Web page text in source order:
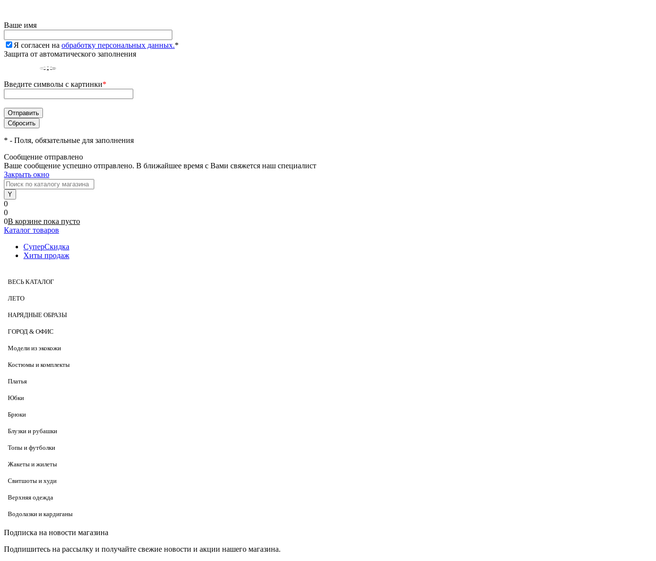
Ваше имя
Я согласен на обработку персональных данных.*
Защита от автоматического заполнения
Введите символы с картинки*
* - Поля, обязательные для заполнения
Сообщение отправлено
Ваше сообщение успешно отправлено. В ближайшее время с Вами свяжется наш специалист
Закрыть окно
0
0
0В корзине пока пусто
Каталог товаров
СуперСкидка
Хиты продаж
ВЕСЬ КАТАЛОГ
ЛЕТО
НАРЯДНЫЕ ОБРАЗЫ
ГОРОД & ОФИС
Модели из экокожи
Костюмы и комплекты
Платья
Юбки
Брюки
Блузки и рубашки
Топы и футболки
Жакеты и жилеты
Свитшоты и худи
Верхняя одежда
Водолазки и кардиганы
Подписка на новости магазина
Подпишитесь на рассылку и получайте свежие новости и акции нашего магазина.